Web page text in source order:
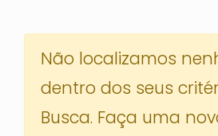
Não localizamos
dentro dos seus
Busca. Faça uma